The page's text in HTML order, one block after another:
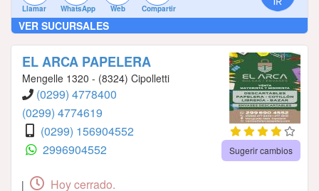
Llamar WhatsApp Web Compartir
VER SUCURSALES
EL ARCA PAPELERA
Mengelle 1320 - (8324) Cipolletti
(0299) 4778400
(0299) 4774619
(0299) 156904552
2996904552
Sugerir cambios
| Hoy cerrado.